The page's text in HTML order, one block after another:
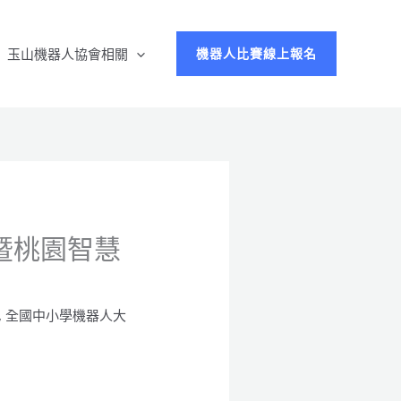
玉山機器人協會相關 機器人比賽線上報名
桃園智慧
,全國中小學機器人大